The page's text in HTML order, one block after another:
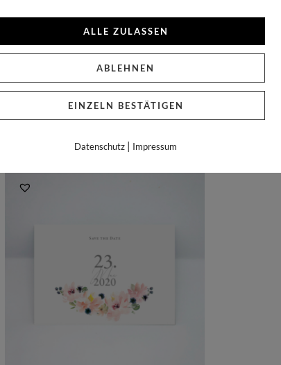
diesen Einladungskarten passen Briefumschläge im C5-Format.
passende Briefumschläge empfehlen wie Euch besonders die
…
ALLE ZULASSEN
ABLEHNEN
EINZELN BESTÄTIGEN
Datenschutz | Impressum